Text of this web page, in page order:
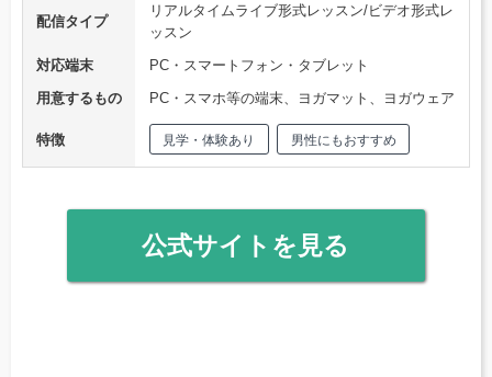
配信タイプ
リアルタイムライブ形式レッスン/ビデオ形式レ
ッスン
対応端末
PC・スマートフォン・タブレット
用意するもの
PC・スマホ等の端末、ヨガマット、ヨガウェア
特徴 見学・体験あり 男性にもおすすめ
公式サイトを見る